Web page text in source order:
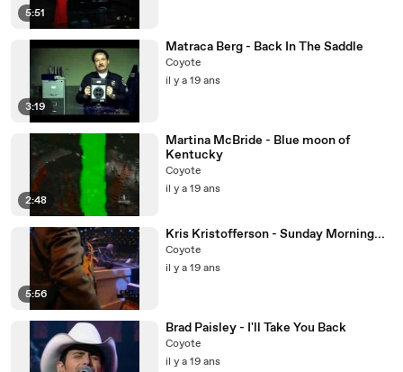
5:51
3:19
Matraca Berg - Back In The Saddle
Coyote
il y a 19 ans
2:48
Martina McBride - Blue moon of
Kentucky
Coyote
il y a 19 ans
5:56
Kris Kristofferson - Sunday Morning...
Coyote
il y a 19 ans
Brad Paisley - I'll Take You Back
Coyote
il y a 19 ans